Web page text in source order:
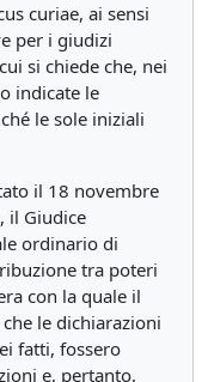
curiae, ai sensi
per i giudizi
si chiede che, nei
indicate le
le sole iniziali
il 18 novembre
il Giudice
ordinario di
tra poteri
con la quale il
le dichiarazioni
fatti, fossero
e, pertanto,